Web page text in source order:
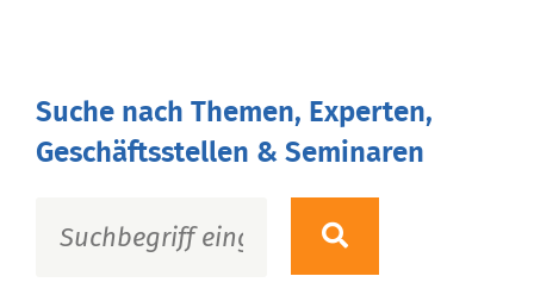
Suche nach Themen, Experten,
Geschäftsstellen & Seminaren